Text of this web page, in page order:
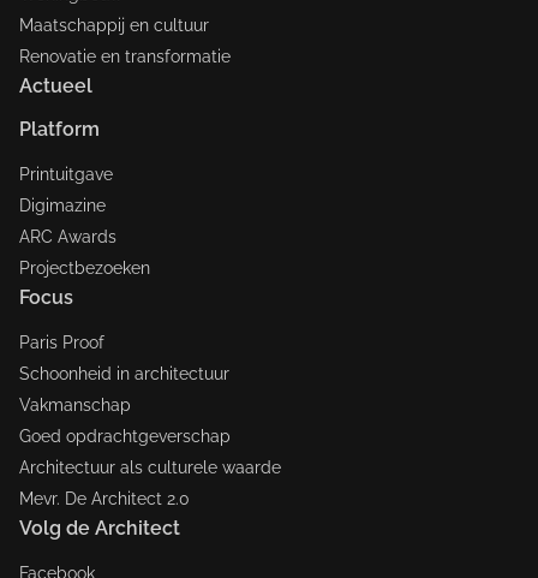
Maatschappij en cultuur
Renovatie en transformatie
Actueel
Platform
Printuitgave
Digimazine
ARC Awards
Projectbezoeken
Focus
Paris Proof
Schoonheid in architectuur
Vakmanschap
Goed opdrachtgeverschap
Architectuur als culturele waarde
Mevr. De Architect 2.0
Volg de Architect
Facebook